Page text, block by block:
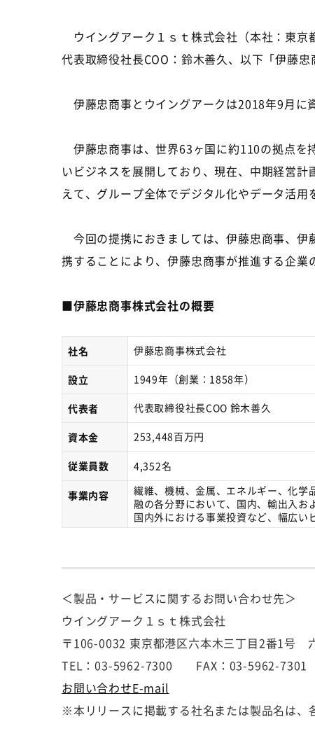
ウイングアーク１ｓｔ株式会社（本社：東京
代表取締役社長COO ：鈴木善久、以下「伊藤
伊藤忠商事とウイングアークは2018年9月に
伊藤忠商事は、世界63ヶ国に約110の拠点を
いビジネスを展開しており、現在、中期経営
えて、グループ全体でデジタル化やデータ活用
今回の提携におきましては、伊藤忠商事、伊
携することにより、伊藤忠商事が推進する企業
■伊藤忠商事株式会社の概要
社名 伊藤忠商事株式会社
設立 1949年（創業： 1858年）
代表者 代表取締役社長COO 鈴木善久
資本金 253,448百万円
従業員数 4,352名
事業内容
繊維、機械、金属、エネルギー、化学
融の各分野において、国内、輸出入お
国内外における事業投資など、幅広い
＜製品・サービスに関するお問い合わせ先＞
ウイングアーク１ｓｔ株式会社
〒106-0032 東京都港区六本木三丁目2番1号
TEL：03-5962-7300 FAX：03-5962-7301
お問い合わせE-mail
※本リリースに掲載する社名または製品名は、